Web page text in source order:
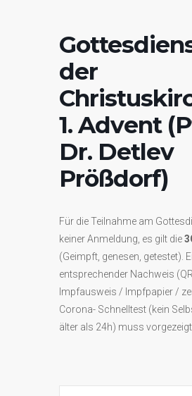
der
1. Advent
Dr. Detlev
Prößdorf)
Für die Teilnahme am
keiner Anmeldung, es gilt die
(Geimpft, genesen, getestet).
entsprechender Nachweis
Impfausweis / Impfpapier /
Corona- Schnelltest (kein
älter als 24h) muss vorgezeigt